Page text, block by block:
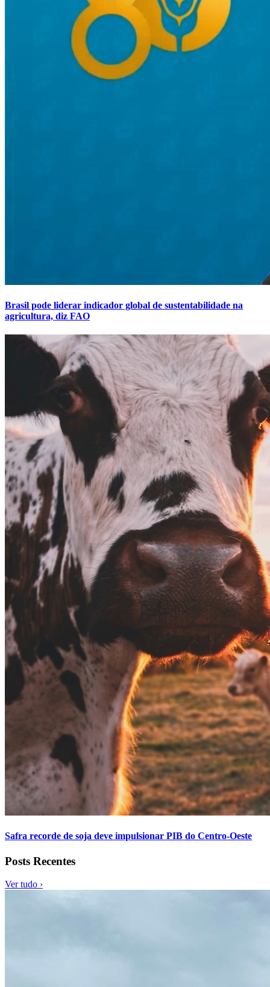
Brasil pode liderar indicador global de sustentabilidade na
agricultura, diz FAO
Safra recorde de soja deve impulsionar PIB do Centro-Oeste
Posts Recentes
Ver tudo ›